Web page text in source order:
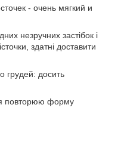
- очень мягкий и
незручних застібок і
здатні доставити
грудей: досить
повторюю форму